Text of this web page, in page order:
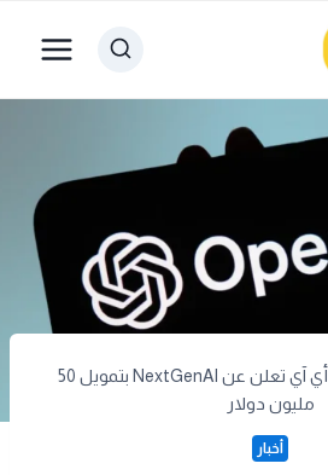
أوبن أي آي تعلن عن NextGenAI بتمويل 50
مليون دولار
أخبار